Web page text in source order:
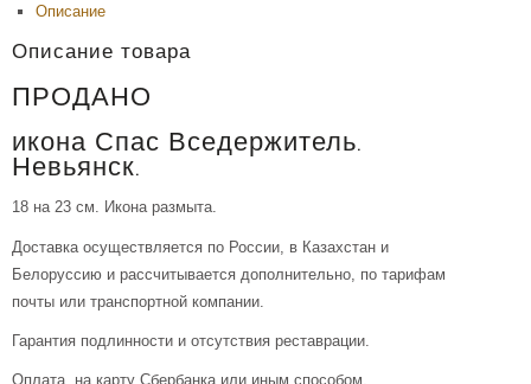
Описание
Описание товара
ПРОДАНО
икона Спас Вседержитель.
Невьянск.
18 на 23 см. Икона размыта.
Доставка осуществляется по России, в Казахстан и
Белоруссию и рассчитывается дополнительно, по тарифам
почты или транспортной компании.
Гарантия подлинности и отсутствия реставрации.
Оплата на карту Сбербанка или иным способом.